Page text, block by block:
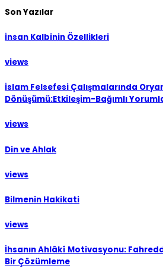
Son Yazılar
İnsan Kalbinin Özellikleri
views
İslam Felsefesi Çalışmalarında
Dönüşümü:Etkileşim-Bağımlı
views
Din ve Ahlak
views
Bilmenin Hakikati
views
İhsanın Ahlâkî Motivasyonu:
Bir Çözümleme